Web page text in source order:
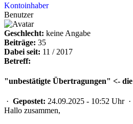
Kontoinhaber
Benutzer
Geschlecht: keine Angabe
Beiträge: 35
Dabei seit: 11 / 2017
Betreff:
"unbestätigte Übertragungen" <-
· Gepostet: 24.09.2025 - 10:52 Uhr ·
Hallo zusammen,